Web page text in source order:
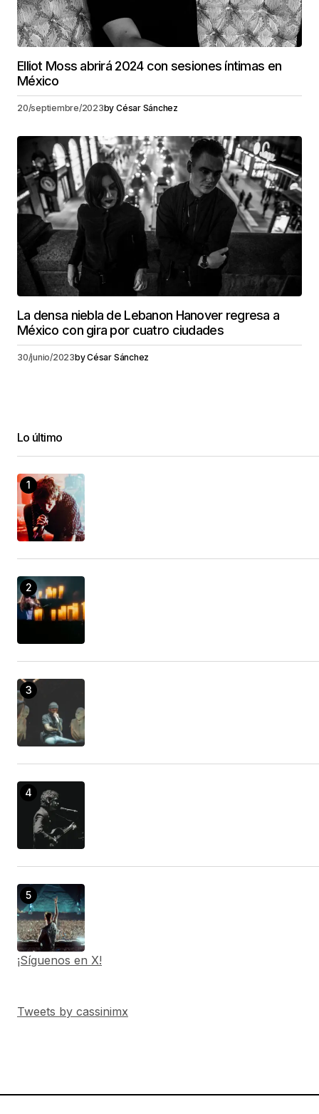
Elliot Moss abrirá 2024 con sesiones íntimas en
México
20/septiembre/2023by César Sánchez
La densa niebla de Lebanon Hanover regresa a
México con gira por cuatro ciudades
30/junio/2023byCésar Sánchez
Lo último
¡Síguenos en X!
Tweets by cassinimx